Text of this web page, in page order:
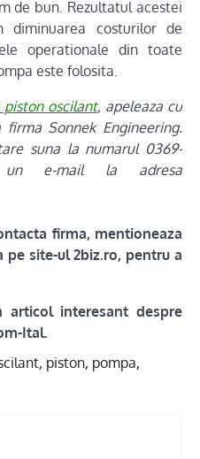
de bun. Rezultatul acestei
costurilor de
operationale din toate
este folosita.
piston oscilant, apeleaza cu
Sonnek Engineering.
suna la numarul 0369-
e-mail la adresa
firma, mentioneaza
site-ul 2biz.ro, pentru a
interesant despre
Ital.
, piston, pompa,